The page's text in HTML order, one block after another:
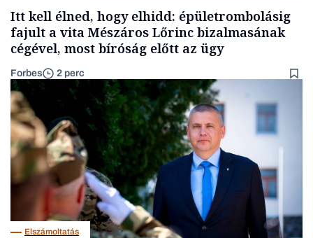
Itt kell élned, hogy elhidd: épületrombolásig
fajult a vita Mészáros Lőrinc bizalmasának
cégével, most bíróság előtt az ügy
Forbes 2 perc
Elszámoltatás